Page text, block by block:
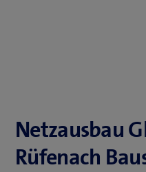
Netzausbau
Rüfenach